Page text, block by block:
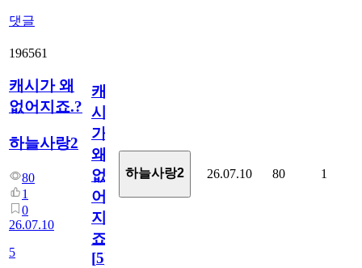
댓글
196561
캐시가 왜
없어지죠.?
하늘사랑2
80
1
0
26.07.10
5
캐
시
가
왜
없
어
지
죠.?
[5]
하늘사랑2 26.07.10 80 1